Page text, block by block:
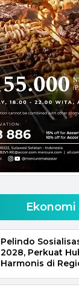
Ekonomi
Pelindo
2028, Perkuat
Harmonis di